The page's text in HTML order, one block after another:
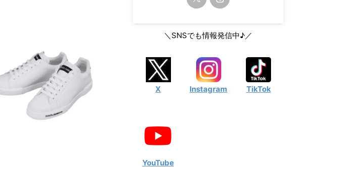
＼SNSでも情報発信中♪／
X Instagram TikTok
YouTube